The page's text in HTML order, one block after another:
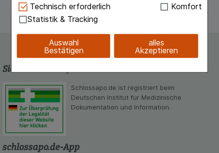
Technisch Notwendig:Hierbei handelt es sich um
Cookies, die für die Grundfunktionen unserer
Website notwendig sind (z.B. Navigation,
Warenkorb, Kundenkonto), weshalb auf diese nicht
verzichtet werden kann.
Einkaufserlebnis noch ansprechender zu gestalten,
beispielsweise für die Wiedererkennung des
Besuchers oder unsere Seite an bevorzugte
Verhaltensweisen (z.B. Spracheinstellung)
anzupassen. Komfort-Cookies ermöglichen es uns
auch auf Ihre Bedürfnisse zugeschrittene Inhalte
anzuzeigen und unser Partnerprogramm zu
betreiben.
Technisch erforderlich
Komfort
Statistik & Tracking
Auswahl
Bestätigen
alles
Akzeptieren
Sicherheit und Qualität
Schlossapo.de ist registriert beim
Deutschen Institut für Medizinische
Dokumentation und Information.
schlossapo.de-App